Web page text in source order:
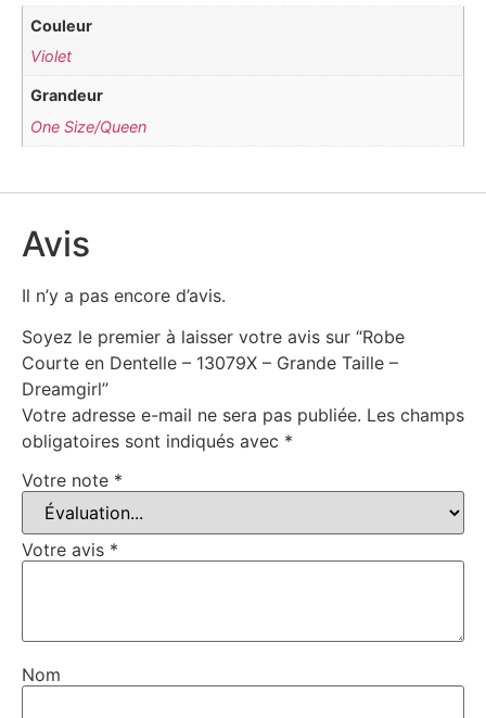
Couleur
Violet
Grandeur
One Size/Queen
Avis
Il n’y a pas encore d’avis.
Soyez le premier à laisser votre avis sur “Robe
Courte en Dentelle – 13079X – Grande Taille –
Dreamgirl”
Votre adresse e-mail ne sera pas publiée. Les champs
obligatoires sont indiqués avec *
Votre note *
Votre avis *
Nom